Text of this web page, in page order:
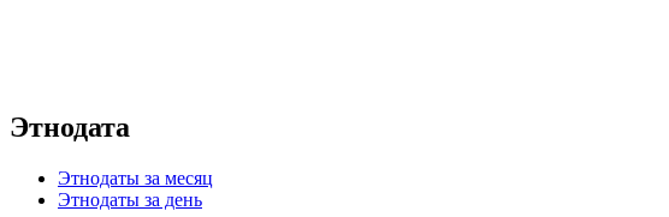
Этнодата
Этнодаты за месяц
Этнодаты за день